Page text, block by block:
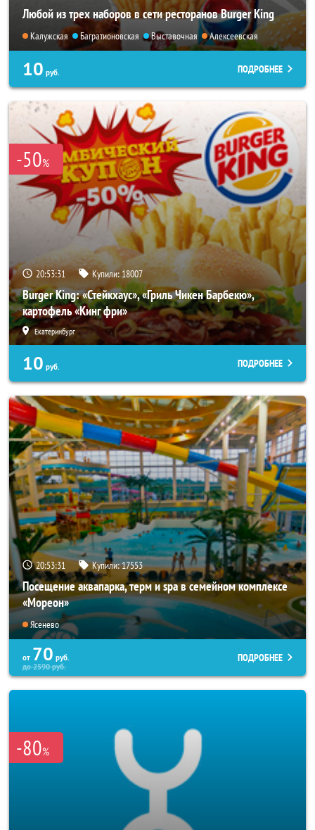
Любой из трех наборов в сети ресторанов Burger King
Калужская Багратионовская Выставочная Алексеевская
10 руб. ПОДРОБНЕЕ
-50%
20:53:27 Купили:18007
Burger King: «Стейкхаус», «Гриль Чикен Барбекю»,
картофель «Кинг фри»
Екатеринбург
10 руб. ПОДРОБНЕЕ
20:53:27 Купили:17553
Посещение аквапарка, терм и spa в семейном комплексе
«Мореон»
Ясенево
от 70 руб.
до2590руб.
ПОДРОБНЕЕ
-80%